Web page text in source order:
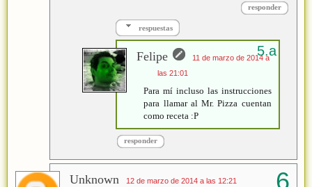
responder
respuestas
Felipe
11 de marzo de 2014 a
las 21:01
Para mí incluso las instrucciones
para llamar al Mr. Pizza cuentan
como receta :P
responder
Unknown 12 de marzo de 2014 a las 12:21